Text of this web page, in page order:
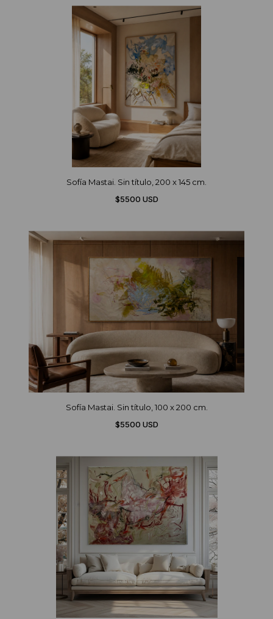
Sofía Mastai. Sin título, 200 x 145 cm.
$5500 USD
Sofía Mastai. Sin título, 100 x 200 cm.
$5500 USD